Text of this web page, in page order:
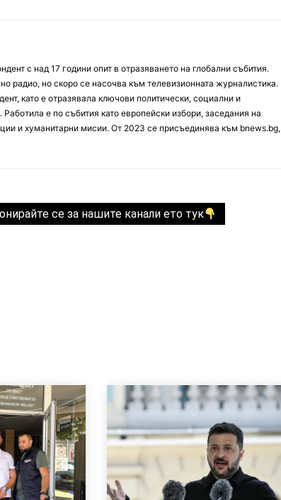
с над 17 години опит в отразяването на глобални събития.
радио, но скоро се насочва към телевизионната журналистика.
като е отразявала ключови политически, социални и
е по събития като европейски избори, заседания на
и хуманитарни мисии. От 2023 се присъединява към bnews.bg,
се за нашите канали ето тук